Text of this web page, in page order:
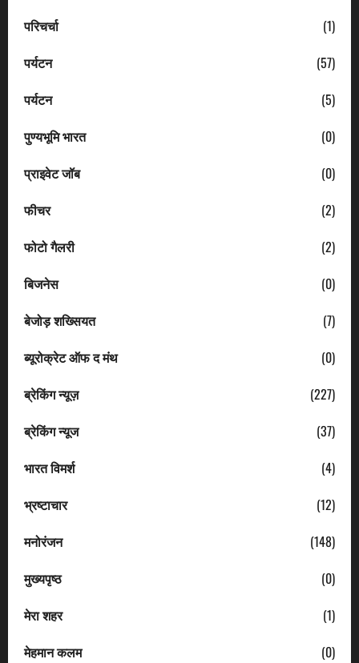
परिचर्चा
(1)
पर्यटन
(57)
पर्यटन
(5)
पुण्यभूमि भारत
(0)
प्राइवेट जॉब
(0)
फीचर
(2)
फोटो गैलरी
(2)
बिजनेस
(0)
बेजोड़ शख्सियत
(7)
ब्यूरोक्रेट ऑफ द मंथ
(0)
ब्रेकिंग न्यूज़
(227)
ब्रेकिंग न्यूज
(37)
भारत विमर्श
(4)
भ्रष्टाचार
(12)
मनोरंजन
(148)
मुख्यपृष्ठ
(0)
मेरा शहर
(1)
मेहमान कलम
(0)